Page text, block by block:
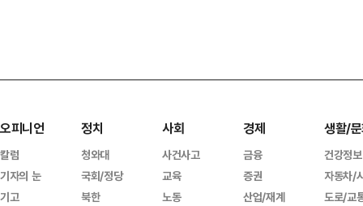
오피니언
칼럼
기자의 눈
기고
정치
청와대
국회/정당
북한
사회
사건사고
교육
노동
경제
금융
증권
산업/재계
생활/
건강정보
자동차/
도로/교